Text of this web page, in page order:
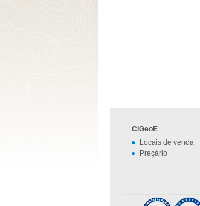
CIGeoE
Locais de venda
Preçário